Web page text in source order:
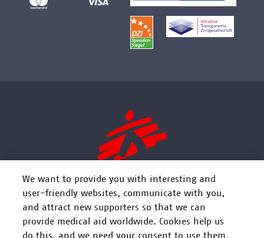
FOLGEN SIE UNS
We want to provide you with interesting and
user-friendly websites, communicate with you,
and attract new supporters so that we can
provide medical aid worldwide. Cookies help us
do this, and we need your consent to use them.